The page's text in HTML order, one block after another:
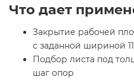
Что дает
Закрытие рабочей
с заданной шириной
Подбор листа под
шаг опор